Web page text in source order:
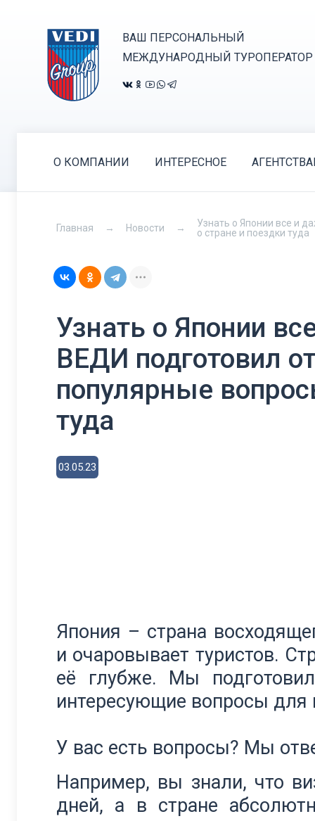
ВАШ ПЕРСОНАЛЬНЫЙ
МЕЖДУНАРОДНЫЙ ТУРОПЕРАТОР
О КОМПАНИИ ИНТЕРЕСНОЕ
Главная Новости
Узнать о Японии все и
о стране и поездки туда
Узнать о Японии
ВЕДИ подготовил
популярные
туда
03.05.23
Япония – страна
и очаровывает туристов.
её глубже. Мы
интересующие вопросы для
У вас есть вопросы? Мы
Например, вы знали, что
дней, а в стране